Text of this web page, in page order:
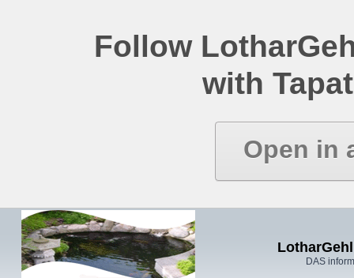
Follow
with
Open in
DAS